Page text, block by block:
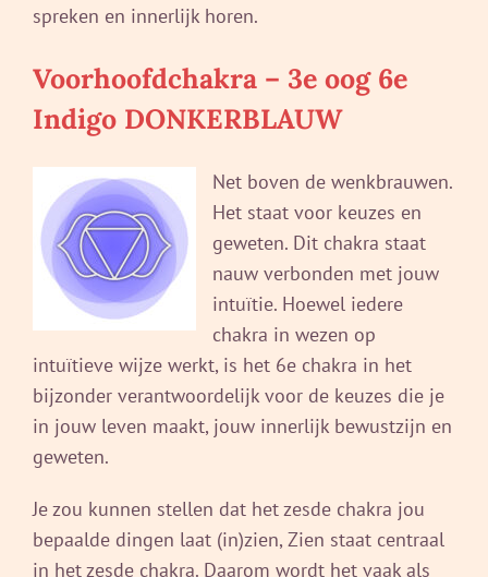
spreken en innerlijk horen.
Voorhoofdchakra – 3e oog 6e
Indigo DONKERBLAUW
Net boven de wenkbrauwen.
Het staat voor keuzes en
geweten. Dit chakra staat
nauw verbonden met jouw
intuïtie. Hoewel iedere
chakra in wezen op
intuïtieve wijze werkt, is het 6e chakra in het
bijzonder verantwoordelijk voor de keuzes die je
in jouw leven maakt, jouw innerlijk bewustzijn en
geweten.
Je zou kunnen stellen dat het zesde chakra jou
bepaalde dingen laat (in)zien, Zien staat centraal
in het zesde chakra. Daarom wordt het vaak als